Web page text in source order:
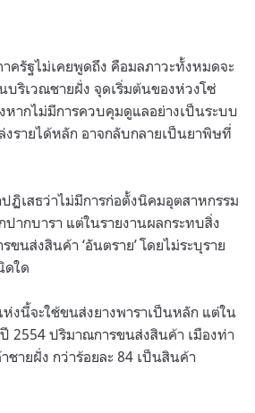
ครัฐไม่เคยพูดถึง คือมลภาวะทั้งหมดจะ
บริเวณชายฝั่ง จุดเริ่มต้นของห่วงโซ่
หากไม่มีการควบคุมดูแลอย่างเป็นระบบ
งรายได้หลัก อาจกลับกลายเป็นยาพิษที่
ฏิเสธว่าไม่มีการก่อตั้งนิคมอุตสาหกรรม
ปากบารา แต่ในรายงานผลกระทบสิ่ง
ขนส่งสินค้า ‘อันตราย’ โดยไม่ระบุราย
ดใด
ห่งนี้จะใช้ขนส่งยางพาราเป็นหลัก แต่ใน
2554 ปริมาณการขนส่งสินค้า เมืองท่า
ชายฝั่ง กว่าร้อยละ 84 เป็นสินค้า